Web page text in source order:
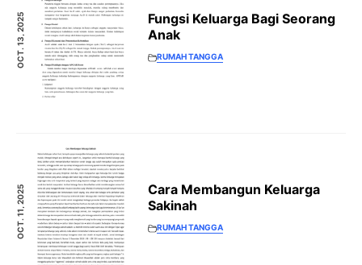
OCT. 13, 2025
Fungsi Keluarga Bagi Seorang
Anak
RUMAH TANGGA
OCT. 11, 2025
Cara Membangun Keluarga
Sakinah
RUMAH TANGGA